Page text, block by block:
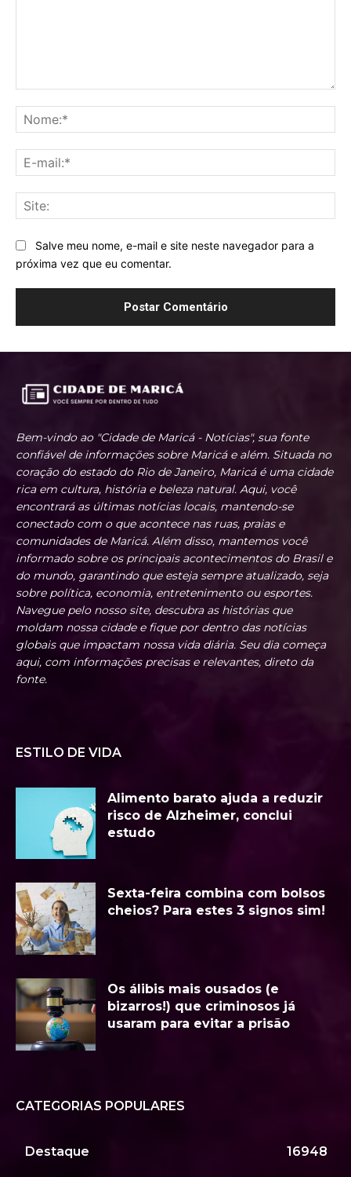
Salve meu nome, e-mail e site neste navegador para a
próxima vez que eu comentar.
Bem-vindo ao "Cidade de Maricá - Notícias", sua fonte
confiável de informações sobre Maricá e além. Situada no
coração do estado do Rio de Janeiro, Maricá é uma cidade
rica em cultura, história e beleza natural. Aqui, você
encontrará as últimas notícias locais, mantendo-se
conectado com o que acontece nas ruas, praias e
comunidades de Maricá. Além disso, mantemos você
informado sobre os principais acontecimentos do Brasil e
do mundo, garantindo que esteja sempre atualizado, seja
sobre política, economia, entretenimento ou esportes.
Navegue pelo nosso site, descubra as histórias que
moldam nossa cidade e fique por dentro das notícias
globais que impactam nossa vida diária. Seu dia começa
aqui, com informações precisas e relevantes, direto da
fonte.
ESTILO DE VIDA
Alimento barato ajuda a reduzir
risco de Alzheimer, conclui
estudo
Sexta-feira combina com bolsos
cheios? Para estes 3 signos sim!
Os álibis mais ousados (e
bizarros!) que criminosos já
usaram para evitar a prisão
CATEGORIAS POPULARES
Destaque 16948